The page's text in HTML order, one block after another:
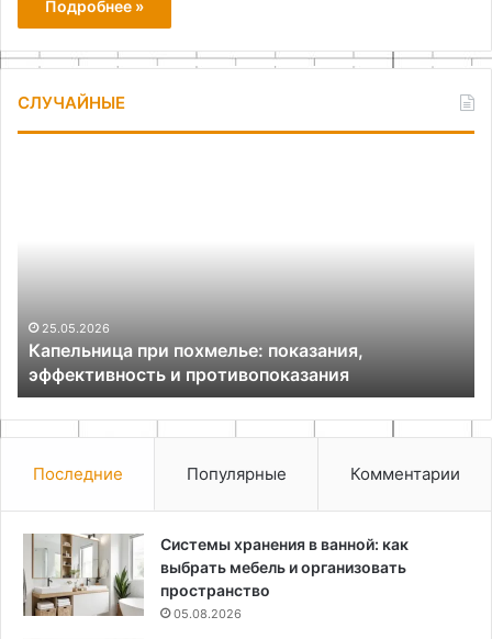
Подробнее »
СЛУЧАЙНЫЕ
25.05.2026
Капельница при похмелье: показания,
эффективность и противопоказания
Последние Популярные Комментарии
Системы хранения в ванной: как
выбрать мебель и организовать
пространство
05.08.2026